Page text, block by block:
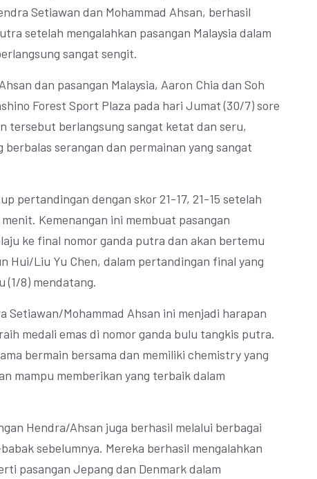
Setiawan dan Mohammad Ahsan, berhasil
setelah mengalahkan pasangan Malaysia dalam
sangat sengit.
dan pasangan Malaysia, Aaron Chia dan Soh
Forest Sport Plaza pada hari Jumat (30/7) sore
tersebut berlangsung sangat ketat dan seru,
berbalas serangan dan permainan yang sangat
pertandingan dengan skor 21-17, 21-15 setelah
Kemenangan ini membuat pasangan
ke final nomor ganda putra dan akan bertemu
Hui/Liu Yu Chen, dalam pertandingan final yang
(1/8) mendatang.
Setiawan/Mohammad Ahsan ini menjadi harapan
medali emas di nomor ganda bulu tangkis putra.
bermain bersama dan memiliki chemistry yang
mampu memberikan yang terbaik dalam
Hendra/Ahsan juga berhasil melalui berbagai
sebelumnya. Mereka berhasil mengalahkan
pasangan Jepang dan Denmark dalam